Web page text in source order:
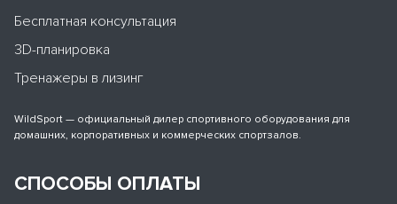
Бесплатная консультация
3D-планировка
Тренажеры в лизинг
WildSport — официальный дилер спортивного оборудования для
домашних, корпоративных и коммерческих спортзалов.
СПОСОБЫ ОПЛАТЫ